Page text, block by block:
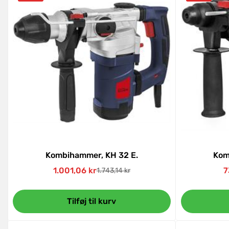
Kombihammer, KH 32 E.
Udsalgspris
1.001,06 krNormal
1.743,14 kr
Tilføj til kurv